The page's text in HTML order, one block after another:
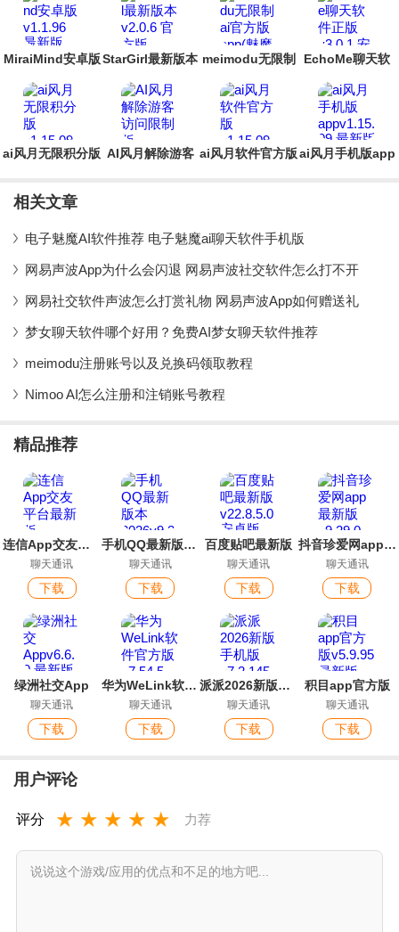
MiraiMind安卓版 StarGirl最新版本 meimodu无限制
魔都Ai)
EchoMe聊天软
ai风月无限积分版 AI风月解除游客 ai风月软件官方版ai风月手机版app
相关文章
电子魅魔AI软件推荐 电子魅魔ai聊天软件手机版
网易声波App为什么会闪退 网易声波社交软件怎么打不开
网易社交软件声波怎么打赏礼物 网易声波App如何赠送礼
梦女聊天软件哪个好用？免费AI梦女聊天软件推荐
meimodu注册账号以及兑换码领取教程
Nimoo AI怎么注册和注销账号教程
精品推荐
连信App交友平台最新版
聊天通讯
下载
手机QQ最新版本2026
聊天通讯
下载
百度贴吧最新版
聊天通讯
下载
抖音珍爱网app最新版
聊天通讯
下载
绿洲社交App
聊天通讯
下载
华为WeLink软件官方版
聊天通讯
下载
派派2026新版手机版
聊天通讯
下载
积目app官方版
聊天通讯
下载
用户评论
评分 ★ ★ ★ ★ ★ 力荐